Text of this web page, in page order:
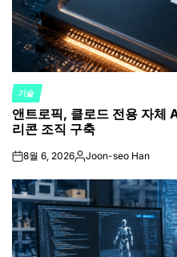
POSTED
IN
기술
앤트로픽, 클로드 전용 자체
리콘 조직 구축
on8월 6, 2026Posted
Joon-seo Han